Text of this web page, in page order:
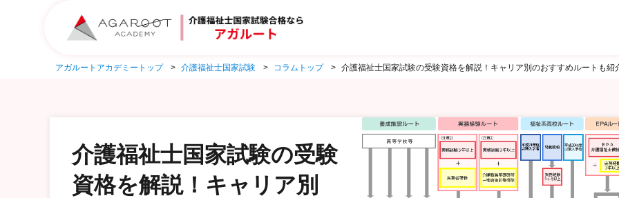
アガルートアカデミートップ 介護福祉士国家試験 コラムトップ 介護福祉士国家試験の受験資格を解説！キャリア別のおすすめルートも紹
介護福祉士国家試験の受験
資格を解説！キャリア別